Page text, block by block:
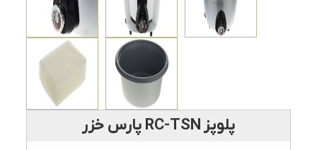
پلوپز RC-TSN پارس خزر